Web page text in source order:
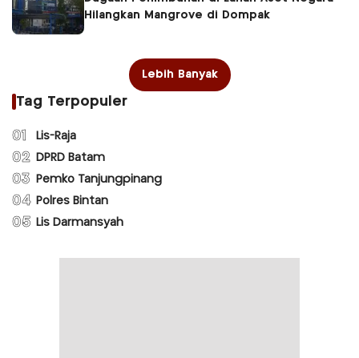
Hilangkan Mangrove di Dompak
Lebih Banyak
Tag Terpopuler
01 Lis-Raja
02 DPRD Batam
03 Pemko Tanjungpinang
04 Polres Bintan
05 Lis Darmansyah